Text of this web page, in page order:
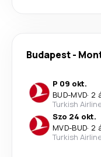
Budapest-
P 09 okt.
BUD-MVD· 2
Turkish
Szo 24 okt.
MVD-BUD· 2
Turkish